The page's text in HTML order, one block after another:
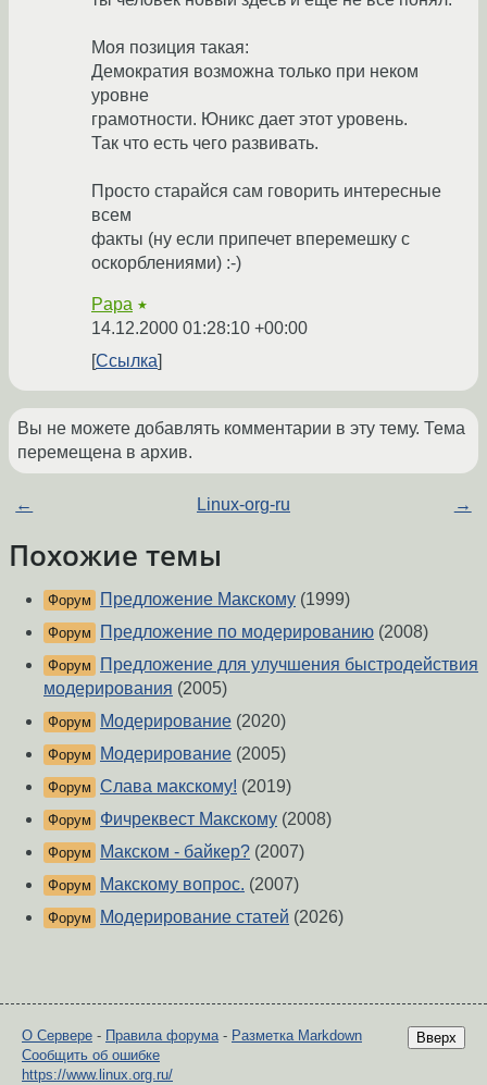
Моя позиция такая:
Демократия возможна только при неком
уровне
грамотности. Юникс дает этот уровень.
Так что есть чего развивать.
Просто старайся сам говорить интересные
всем
факты (ну если припечет вперемешку с
оскорблениями) :-)
Papa ★
14.12.2000 01:28:10 +00:00
Ссылка
Вы не можете добавлять комментарии в эту тему. Тема
перемещена в архив.
← Linux-org-ru →
Похожие темы
Форум Предложение Макскому (1999)
Форум Предложение по модерированию (2008)
Форум
Предложение для улучшения быстродействия
модерирования (2005)
Форум Модерирование (2020)
Форум Модерирование (2005)
Форум Слава макскому! (2019)
Форум Фичреквест Макскому (2008)
Форум Макском - байкер? (2007)
Форум Макскому вопрос. (2007)
Форум Модерирование статей (2026)
Вверх
О Сервере - Правила форума- Разметка Markdown
Сообщить об ошибке
https://www.linux.org.ru/